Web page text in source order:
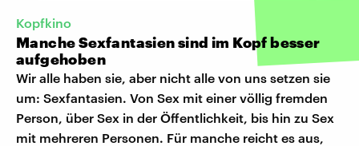
Kopfkino
Manche Sexfantasien sind im Kopf besser
aufgehoben
Wir alle haben sie, aber nicht alle von uns setzen sie
um: Sexfantasien. Von Sex mit einer völlig fremden
Person, über Sex in der Öffentlichkeit, bis hin zu Sex
mit mehreren Personen. Für manche reicht es aus,